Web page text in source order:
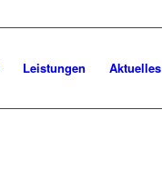
Leistungen Aktuelles